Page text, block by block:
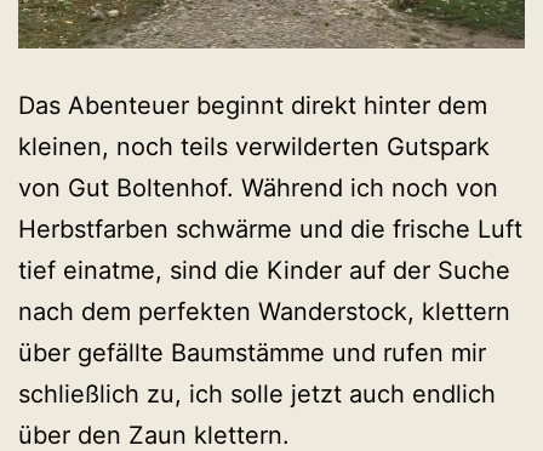
Das Abenteuer beginnt direkt hinter dem
kleinen, noch teils verwilderten Gutspark
von Gut Boltenhof. Während ich noch von
Herbstfarben schwärme und die frische Luft
tief einatme, sind die Kinder auf der Suche
nach dem perfekten Wanderstock, klettern
über gefällte Baumstämme und rufen mir
schließlich zu, ich solle jetzt auch endlich
über den Zaun klettern.